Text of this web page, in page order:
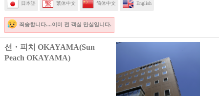
日本語 繁体中文 简体中文 English
죄송합니다....이미 전 객실 만실입니다.
선・피치 OKAYAMA(Sun
Peach OKAYAMA)